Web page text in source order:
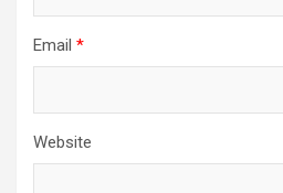
Email *
Website